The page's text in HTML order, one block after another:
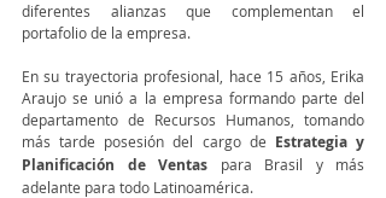
diferentes alianzas que complementan el
portafolio de la empresa.
En su trayectoria profesional, hace 15 años, Erika
Araujo se unió a la empresa formando parte del
departamento de Recursos Humanos, tomando
más tarde posesión del cargo de Estrategia y
Planificación de Ventas para Brasil y más
adelante para todo Latinoamérica.